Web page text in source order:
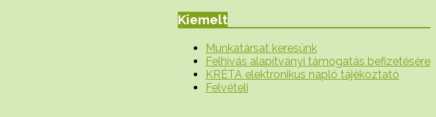
Kiemelt
Munkatársat keresünk
Felhívás alapítványi támogatás befizetésére
KRÉTA elektronikus napló tájékoztató
Felvételi